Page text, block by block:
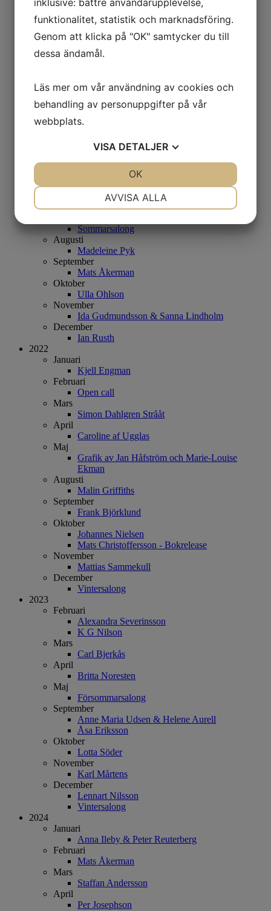
Sonja Hesslow & Saga Wendotte
September
Mikael Persbrandt
Samlingsutställning
Oktober
Carl Bjerkås
2021
Januari
Christopher Rådlund – Under Himmelen
Stefan MÅS Persson
Åsa Eriksson
...och skuggorna
Sommarsalong
Augusti
Madeleine Pyk
September
Mats Åkerman
Oktober
Ulla Ohlson
November
Ida Gudmundsson & Sanna Lindholm
December
Ian Rusth
2022
Januari
Kjell Engman
Februari
Open call
Mars
Simon Dahlgren Strååt
April
Caroline af Ugglas
Maj
Grafik av Jan Håfström och Marie-Louise
Ekman
Augusti
Malin Griffiths
September
Frank Björklund
Oktober
Johannes Nielsen
Mats Christoffersson - Bokrelease
November
Mattias Sammekull
December
Vintersalong
2023
Februari
Alexandra Severinsson
K G Nilson
Mars
Carl Bjerkås
April
Britta Noresten
Maj
Försommarsalong
September
Anne Maria Udsen & Helene Aurell
Åsa Eriksson
Oktober
Lotta Söder
November
Karl Mårtens
December
Lennart Nilsson
Vintersalong
2024
Januari
Anna Ileby & Peter Reuterberg
Februari
Mats Åkerman
Mars
Staffan Andersson
April
Per Josephson
inklusive: bättre användarupplevelse,
funktionalitet, statistik och marknadsföring.
Genom att klicka på "OK" samtycker du till
dessa ändamål.
Läs mer om vår användning av cookies och
behandling av personuppgifter på vår
webbplats.
VISA DETALJER
MARKNADSFÖRING
AVVISA ALLA
OK